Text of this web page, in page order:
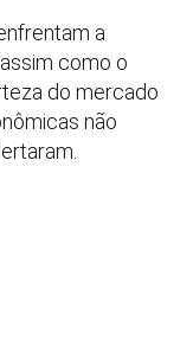
a
como o
do mercado
não